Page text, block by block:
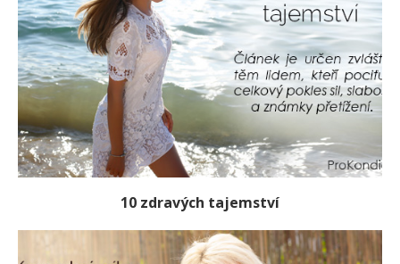
10 zdravých tajemství